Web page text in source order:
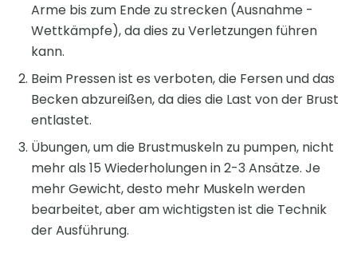
Arme bis zum Ende zu strecken (Ausnahme -
Wettkämpfe), da dies zu Verletzungen führen
kann.
Beim Pressen ist es verboten, die Fersen und das
Becken abzureißen, da dies die Last von der Brust
entlastet.
Übungen, um die Brustmuskeln zu pumpen, nicht
mehr als 15 Wiederholungen in 2-3 Ansätze. Je
mehr Gewicht, desto mehr Muskeln werden
bearbeitet, aber am wichtigsten ist die Technik
der Ausführung.